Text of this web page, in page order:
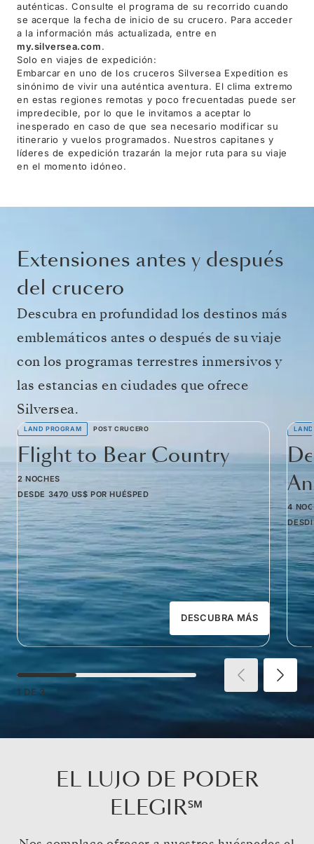
auténticas. Consulte el programa de su recorrido cuando
se acerque la fecha de inicio de su crucero. Para acceder
a la información más actualizada, entre en
my.silversea.com.
Solo en viajes de expedición:
Embarcar en uno de los cruceros Silversea Expedition es
sinónimo de vivir una auténtica aventura. El clima extremo
en estas regiones remotas y poco frecuentadas puede ser
impredecible, por lo que le invitamos a aceptar lo
inesperado en caso de que sea necesario modificar su
itinerario y vuelos programados. Nuestros capitanes y
líderes de expedición trazarán la mejor ruta para su viaje
en el momento idóneo.
Extensiones antes y después
del crucero
Descubra en profundidad los destinos más
emblemáticos antes o después de su viaje
con los programas terrestres inmersivos y
las estancias en ciudades que ofrece
Silversea.
LAND PROGRAM POST CRUCERO
Flight to Bear Country
2 NOCHES
DESDE 3470 US$ POR HUÉSPED
DESCUBRA MÁS
4
1 DE 3
EL LUJO DE PODER
ELEGIR℠